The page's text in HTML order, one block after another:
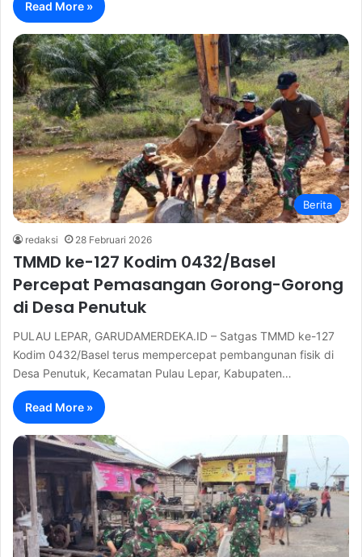
Read More »
Berita
redaksi 28 Februari 2026
TMMD ke-127 Kodim 0432/Basel
Percepat Pemasangan Gorong-Gorong
di Desa Penutuk
PULAU LEPAR, GARUDAMERDEKA.ID – Satgas TMMD ke-127
Kodim 0432/Basel terus mempercepat pembangunan fisik di
Desa Penutuk, Kecamatan Pulau Lepar, Kabupaten…
Read More »